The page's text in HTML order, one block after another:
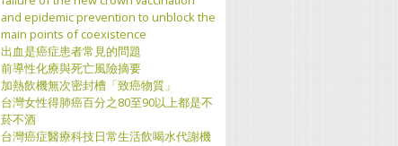
and epidemic prevention to unblock the
main points of coexistence
出血是癌症患者常見的問題
前導性化療與死亡風險摘要
加熱飲機無次密封槽「致癌物質」
台灣女性得肺癌百分之80至90以上都是不
菸不酒
台灣癌症醫療科技日常生活飲喝水代謝機